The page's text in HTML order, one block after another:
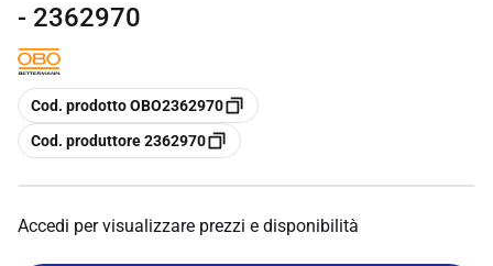
- 2362970
copia
Cod. prodotto OBO2362970
copia
Cod. produttore 2362970
Accedi per visualizzare prezzi e disponibilità